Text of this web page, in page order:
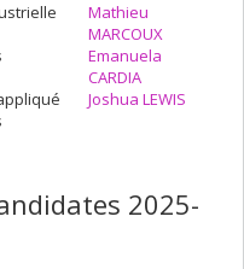
Mathieu
MARCOUX
Emanuela
CARDIA
Joshua LEWIS
2025-